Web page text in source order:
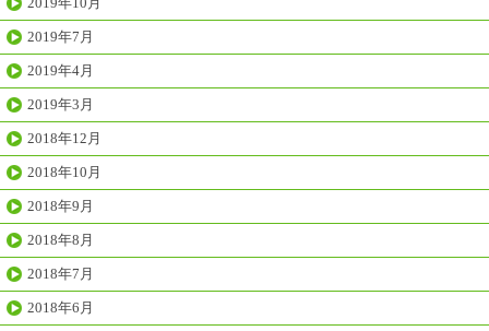
2019年7月
2019年4月
2019年3月
2018年12月
2018年10月
2018年9月
2018年8月
2018年7月
2018年6月